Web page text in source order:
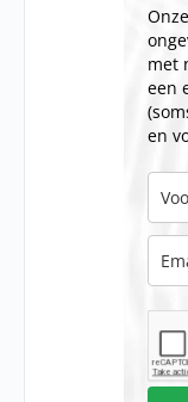
met
een
en